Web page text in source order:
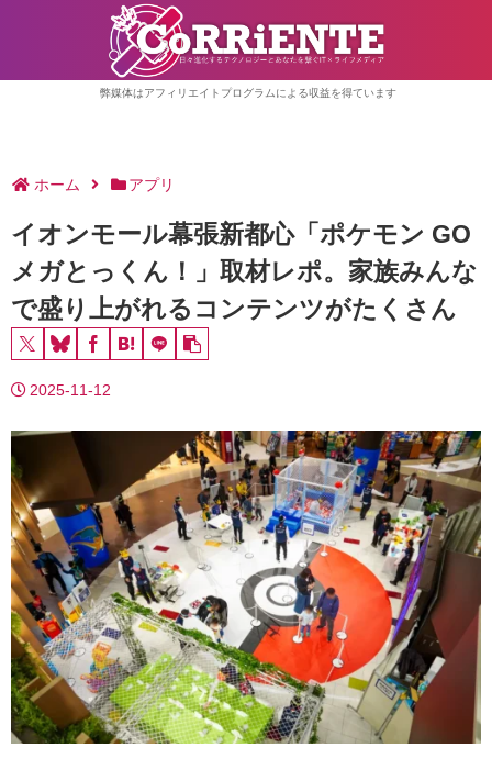
弊媒体はアフィリエイトプログラムによる収益を得ています
ホーム アプリ
イオンモール幕張新都心「ポケモン GO
メガとっくん！」取材レポ。家族みんな
で盛り上がれるコンテンツがたくさん
2025-11-12